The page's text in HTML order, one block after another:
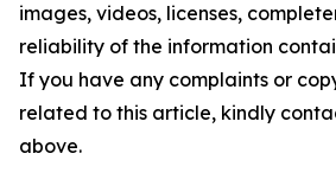
images, videos, licenses,
reliability of the information
If you have any complaints or
related to this article, kindly
above.